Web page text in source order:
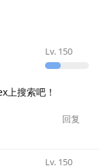
Lv. 150
上搜索吧！
回复
Lv. 150